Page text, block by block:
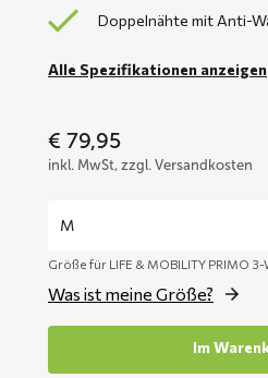
Doppelnähte mit Anti-
Alle Spezifikationen anzeigen
€ 79,95
inkl. MwSt, zzgl. Versandkosten
Größe für LIFE & MOBILITY PRIMO 3-
Was ist meine Größe?
Im